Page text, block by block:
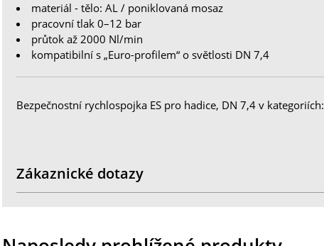
materiál - tělo: AL / poniklovaná mosaz
pracovní tlak 0–12 bar
průtok až 2000 Nl/min
kompatibilní s „Euro-profilem“ o světlosti DN 7,4
Bezpečnostní rychlospojka ES pro hadice, DN 7,4 v kategoriích:
Zákaznické dotazy